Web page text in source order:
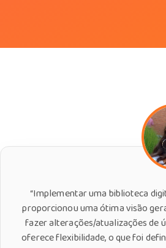
“Implementar uma biblioteca
proporcionou uma ótima visão
fazer alterações/atualizações de
oferece flexibilidade, o que foi